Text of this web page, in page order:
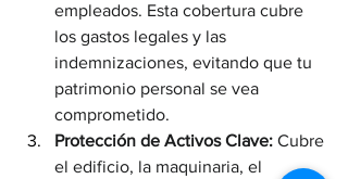
empleados. Esta cobertura cubre
los gastos legales y las
indemnizaciones, evitando que tu
patrimonio personal se vea
comprometido.
Protección de Activos Clave: Cubre
el edificio, la maquinaria, el